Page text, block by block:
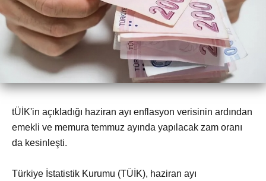
tÜİK'in açıkladığı haziran ayı enflasyon verisinin ardından
emekli ve memura temmuz ayında yapılacak zam oranı
da kesinleşti.
Türkiye İstatistik Kurumu (TÜİK), haziran ayı